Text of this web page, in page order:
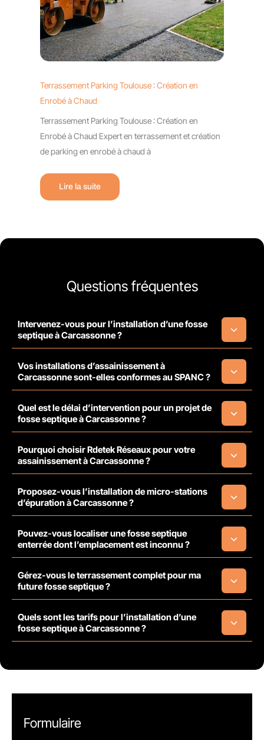
Terrassement Parking Toulouse : Création en
Enrobé à Chaud
Terrassement Parking Toulouse : Création en
Enrobé à Chaud Expert en terrassement et création
de parking en enrobé à chaud à
Lire la suite
Questions fréquentes
Intervenez-vous pour l’installation d’une fosse
septique à Carcassonne ?
Vos installations d’assainissement à
Carcassonne sont-elles conformes au SPANC ?
Quel est le délai d’intervention pour un projet de
fosse septique à Carcassonne ?
Pourquoi choisir Rdetek Réseaux pour votre
assainissement à Carcassonne ?
Proposez-vous l’installation de micro-stations
d’épuration à Carcassonne ?
Pouvez-vous localiser une fosse septique
enterrée dont l’emplacement est inconnu ?
Gérez-vous le terrassement complet pour ma
future fosse septique ?
Quels sont les tarifs pour l’installation d’une
fosse septique à Carcassonne ?
Formulaire